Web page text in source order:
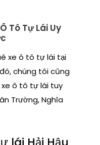
Tô Tự Lái Uy
xe ô tô tự lái tại
chúng tôi cũng
ô tô tự lái tuy
Trường, Nghĩa